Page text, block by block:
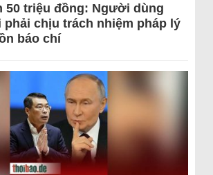
50 triệu đồng: Người dùng
phải chịu trách nhiệm pháp lý
báo chí